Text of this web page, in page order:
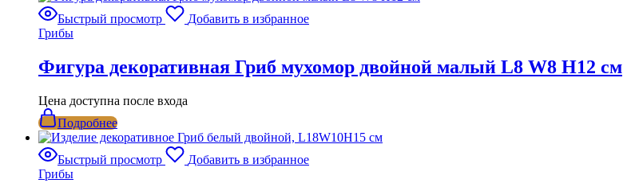
Быстрый просмотр
Добавить в избранное
Грибы
Фигура декоративная Гриб мухомор двойной малый L8 W8 H12 см
Цена доступна после входа
Подробнее
Быстрый просмотр
Добавить в избранное
Грибы